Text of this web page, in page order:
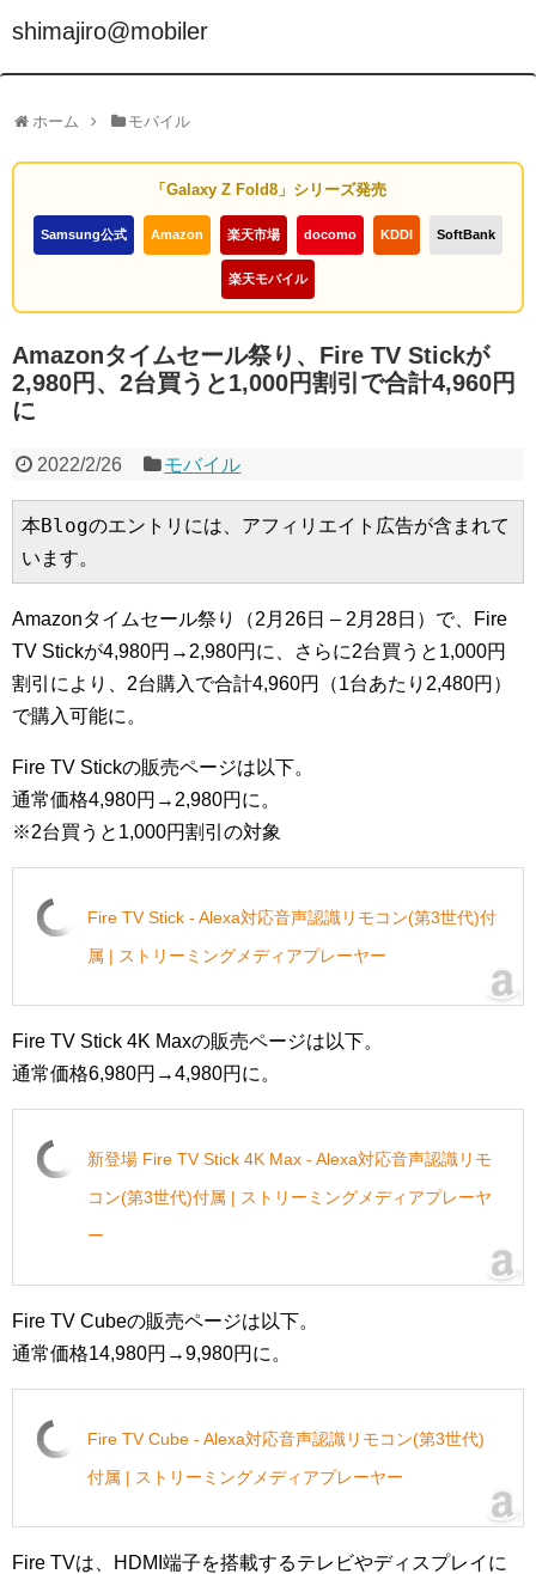
shimajiro@mobiler
ホーム モバイル
「Galaxy Z Fold8」シリーズ発売
Samsung公式 Amazon 楽天市場 docomo KDDI SoftBank
楽天モバイル
Amazonタイムセール祭り、Fire TV Stickが
2,980円、2台買うと1,000円割引で合計4,960円
に
2022/2/26 モバイル
本Blogのエントリには、アフィリエイト広告が含まれて
います。
Amazonタイムセール祭り（2月26日 – 2月28日）で、Fire
TV Stickが4,980円→2,980円に、さらに2台買うと1,000円
割引により、2台購入で合計4,960円（1台あたり2,480円）
で購入可能に。
Fire TV Stickの販売ページは以下。
通常価格4,980円→2,980円に。
※2台買うと1,000円割引の対象
Fire TV Stick - Alexa対応音声認識リモコン(第3世代)付
属 | ストリーミングメディアプレーヤー
Fire TV Stick 4K Maxの販売ページは以下。
通常価格6,980円→4,980円に。
新登場 Fire TV Stick 4K Max - Alexa対応音声認識リモ
コン(第3世代)付属 | ストリーミングメディアプレーヤ
ー
Fire TV Cubeの販売ページは以下。
通常価格14,980円→9,980円に。
Fire TV Cube - Alexa対応音声認識リモコン(第3世代)
付属 | ストリーミングメディアプレーヤー
Fire TVは、HDMI端子を搭載するテレビやディスプレイに